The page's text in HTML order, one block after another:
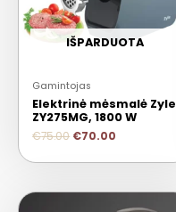
IŠPARDUOTA
Gamintojas
Elektrinė mėsmalė Zyle
ZY275MG, 1800 W
€75.00 €70.00